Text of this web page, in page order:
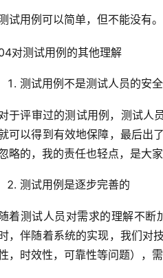
试用例可以简单，但不能没有。
对测试用例的其他理解
测试用例不是测试人员的安
于评审过的测试用例，测试人
可以得到有效地保障，最后出
略的，我的责任也轻点，是大
测试用例是逐步完善的
随着测试人员对需求的理解不
，伴随着系统的实现，我们对
，时效性，可靠性等问题），